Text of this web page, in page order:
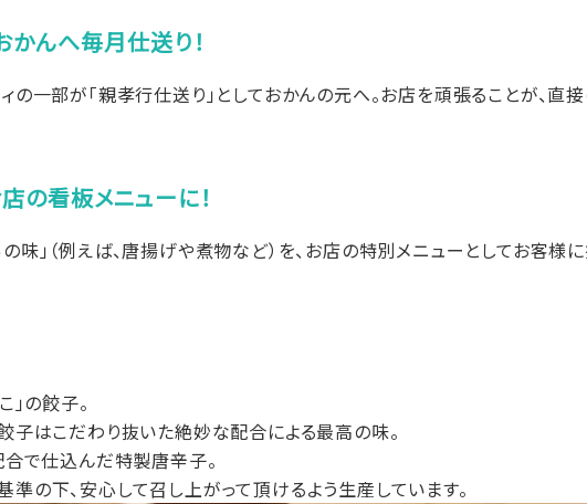
かんへ毎月仕送り！
の一部が「親孝行仕送り」としておかんの元へ。お店を頑張ることが、直
の看板メニューに！
味」（例えば、唐揚げや煮物など）を、お店の特別メニューとしてお客様
の餃子。
はこだわり抜いた絶妙な配合による最高の味。
合で仕込んだ特製唐辛子。
の下、安心して召し上がって頂けるよう生産しています。